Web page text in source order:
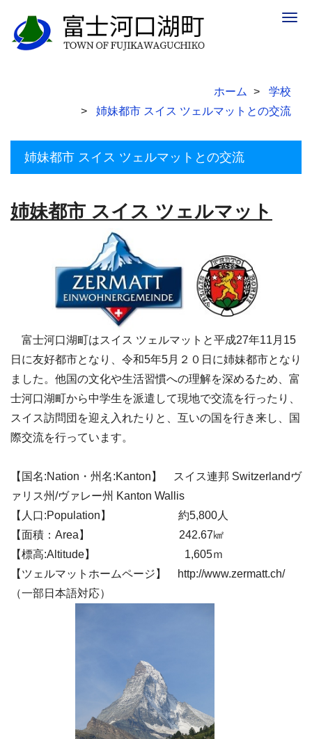
ホーム
学校
姉妹都市 スイス ツェルマットとの交流
姉妹都市 スイス ツェルマットとの交流
姉妹都市 スイス ツェルマット
富士河口湖町はスイス ツェルマットと平成27年11 月 15
日に友好都市となり、令和5年5月２０日に姉妹都市となり
ました。他国の文化や生活習慣への理解を深めるため、富
士河口湖町から中学生を派遣して現地で交流を行ったり、
スイス訪問団を迎え入れたりと、互いの国を行き来し、国
際交流を行っています。
【国名:Nation ・州名:Kanton 】 スイス連邦 Switzerland ヴ
ァリス州/ヴァレー州 Kanton Wallis
【人口:Population 】 約5,800人
【面積： Area 】 242.67㎢
【標高:Altitude】 1,605ｍ
【ツェルマットホームページ】
http://www.zermatt.ch/
（一部日本語対応）